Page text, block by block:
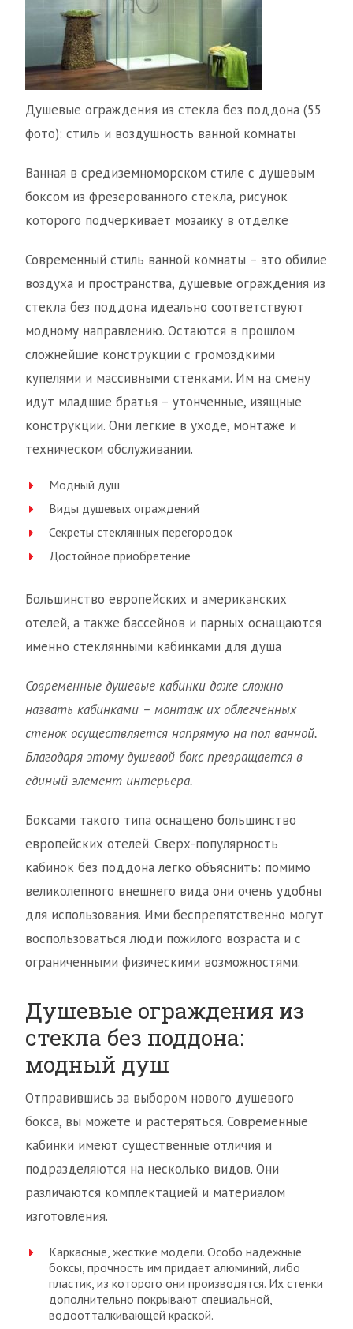
Душевые ограждения из стекла без поддона (55
фото): стиль и воздушность ванной комнаты
Ванная в средиземноморском стиле с душевым
боксом из фрезерованного стекла, рисунок
которого подчеркивает мозаику в отделке
Современный стиль ванной комнаты – это обилие
воздуха и пространства, душевые ограждения из
стекла без поддона идеально соответствуют
модному направлению. Остаются в прошлом
сложнейшие конструкции с громоздкими
купелями и массивными стенками. Им на смену
идут младшие братья – утонченные, изящные
конструкции. Они легкие в уходе, монтаже и
техническом обслуживании.
Модный душ
Виды душевых ограждений
Секреты стеклянных перегородок
Достойное приобретение
Большинство европейских и американских
отелей, а также бассейнов и парных оснащаются
именно стеклянными кабинками для душа
Современные душевые кабинки даже сложно
назвать кабинками – монтаж их облегченных
стенок осуществляется напрямую на пол ванной.
Благодаря этому душевой бокс превращается в
единый элемент интерьера.
Боксами такого типа оснащено большинство
европейских отелей. Сверх-популярность
кабинок без поддона легко объяснить: помимо
великолепного внешнего вида они очень удобны
для использования. Ими беспрепятственно могут
воспользоваться люди пожилого возраста и с
ограниченными физическими возможностями.
Душевые ограждения из
стекла без поддона:
модный душ
Отправившись за выбором нового душевого
бокса, вы можете и растеряться. Современные
кабинки имеют существенные отличия и
подразделяются на несколько видов. Они
различаются комплектацией и материалом
изготовления.
Каркасные, жесткие модели. Особо надежные
боксы, прочность им придает алюминий, либо
пластик, из которого они производятся. Их стенки
дополнительно покрывают специальной,
водоотталкивающей краской.